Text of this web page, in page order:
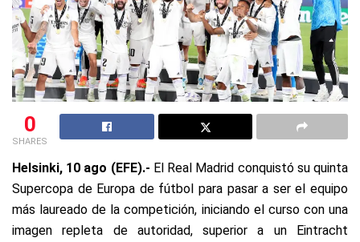
0
SHARES
Helsinki, 10 ago (EFE).- El Real Madrid conquistó su quinta
Supercopa de Europa de fútbol para pasar a ser el equipo
más laureado de la competición, iniciando el curso con una
imagen repleta de autoridad, superior a un Eintracht